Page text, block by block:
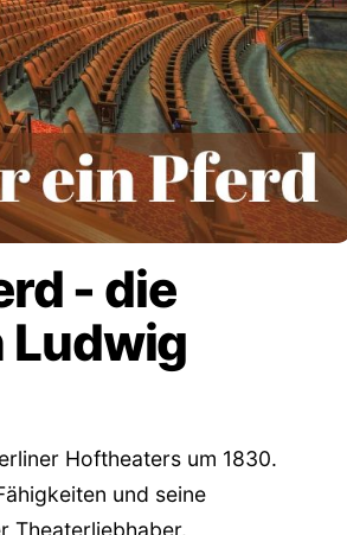
- die
Ludwig
Hoftheaters um 1830.
und seine
Theaterliebhaber.